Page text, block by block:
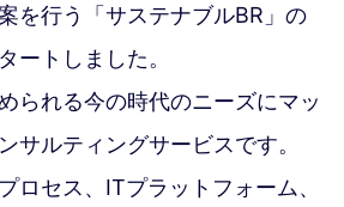
を行う「サステナブルBR」の
ートしました。
られる今の時代のニーズにマッ
サルティングサービスです。
ロセス、ITプラットフォーム、